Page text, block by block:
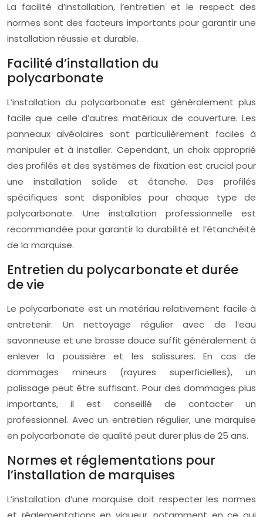
La facilité d’installation, l’entretien et le respect des
normes sont des facteurs importants pour garantir une
installation réussie et durable.
Facilité d’installation du
polycarbonate
L’installation du polycarbonate est généralement plus
facile que celle d’autres matériaux de couverture. Les
panneaux alvéolaires sont particulièrement faciles à
manipuler et à installer. Cependant, un choix approprié
des profilés et des systèmes de fixation est crucial pour
une installation solide et étanche. Des profilés
spécifiques sont disponibles pour chaque type de
polycarbonate. Une installation professionnelle est
recommandée pour garantir la durabilité et l’étanchéité
de la marquise.
Entretien du polycarbonate et durée
de vie
Le polycarbonate est un matériau relativement facile à
entretenir. Un nettoyage régulier avec de l’eau
savonneuse et une brosse douce suffit généralement à
enlever la poussière et les salissures. En cas de
dommages mineurs (rayures superficielles), un
polissage peut être suffisant. Pour des dommages plus
importants, il est conseillé de contacter un
professionnel. Avec un entretien régulier, une marquise
en polycarbonate de qualité peut durer plus de 25 ans.
Normes et réglementations pour
l’installation de marquises
L’installation d’une marquise doit respecter les normes